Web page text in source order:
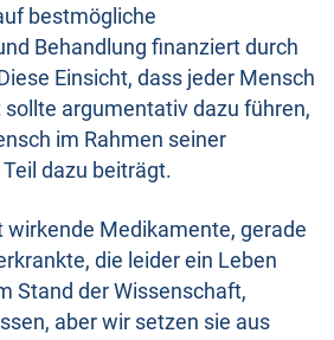
bestmögliche
Behandlung finanziert durch
Einsicht, dass jeder Mensch
argumentativ dazu führen,
im Rahmen seiner
dazu beiträgt.
wirkende Medikamente, gerade
die leider ein Leben
Stand der Wissenschaft,
aber wir setzen sie aus